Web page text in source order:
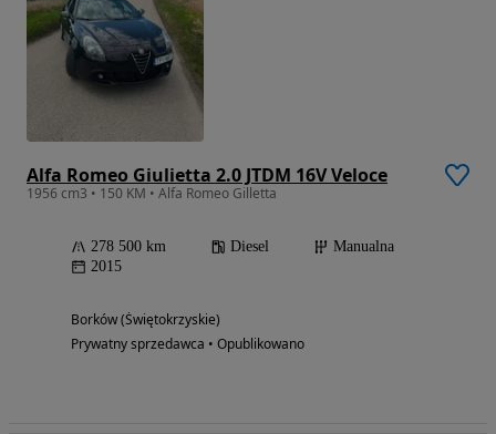
Alfa Romeo Giulietta 2.0 JTDM 16V Veloce
1956 cm3 • 150 KM • Alfa Romeo Gilletta
278 500 km Diesel
Manualna
2015
Borków (Świętokrzyskie)
Prywatny sprzedawca • Opublikowano